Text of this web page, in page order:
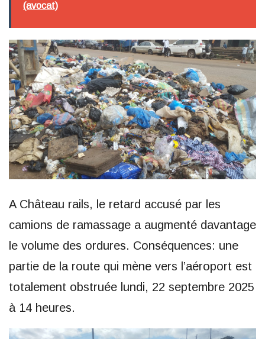
(avocat)
A Château rails, le retard accusé par les
camions de ramassage a augmenté davantage
le volume des ordures. Conséquences: une
partie de la route qui mène vers l’aéroport est
totalement obstruée lundi, 22 septembre 2025
à 14 heures.